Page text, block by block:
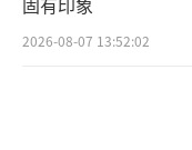
2026-08-07 13:52:02